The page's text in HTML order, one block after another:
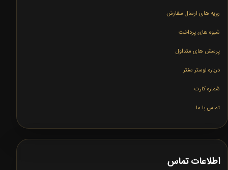
رویه های ارسال سفارش
شیوه های پرداخت
پرسش های متداول
درباره لوستر سنتر
شماره کارت
تماس با ما
اطلاعات تماس